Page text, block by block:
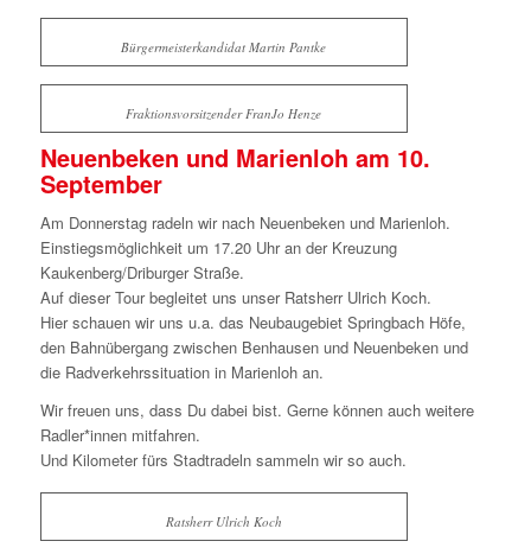
Bürgermeisterkandidat Martin Pantke
Fraktionsvorsitzender FranJo Henze
Neuenbeken und Marienloh am 10.
September
Am Donnerstag radeln wir nach Neuenbeken und Marienloh.
Einstiegsmöglichkeit um 17.20 Uhr an der Kreuzung
Kaukenberg/Driburger Straße.
Auf dieser Tour begleitet uns unser Ratsherr Ulrich Koch.
Hier schauen wir uns u.a. das Neubaugebiet Springbach Höfe,
den Bahnübergang zwischen Benhausen und Neuenbeken und
die Radverkehrssituation in Marienloh an.
Wir freuen uns, dass Du dabei bist. Gerne können auch weitere
Radler*innen mitfahren.
Und Kilometer fürs Stadtradeln sammeln wir so auch.
Ratsherr Ulrich Koch